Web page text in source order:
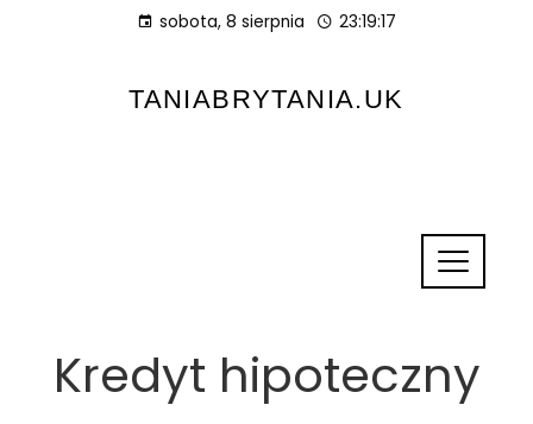
sobota, 8 sierpnia 23:19:17
TANIABRYTANIA.UK
Kredyt hipoteczny